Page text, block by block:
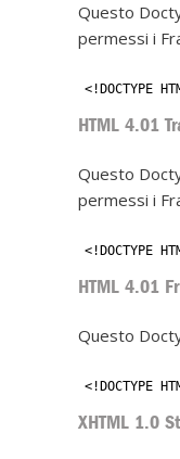
Questo
permessi i
<!DOCTYPE
HTML 4.01
Questo
permessi i
<!DOCTYPE
HTML 4.01
Questo
<!DOCTYPE
XHTML 1.0